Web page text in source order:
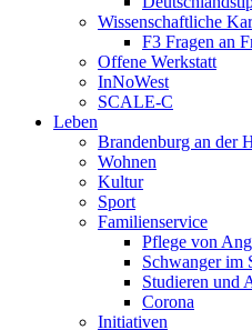
Wissenschaftliche
F3 Fragen an
Offene Werkstatt
InNoWest
SCALE-C
Leben
Brandenburg an der
Wohnen
Kultur
Sport
Familienservice
Pflege von
Schwanger im
Studieren und
Corona
Initiativen